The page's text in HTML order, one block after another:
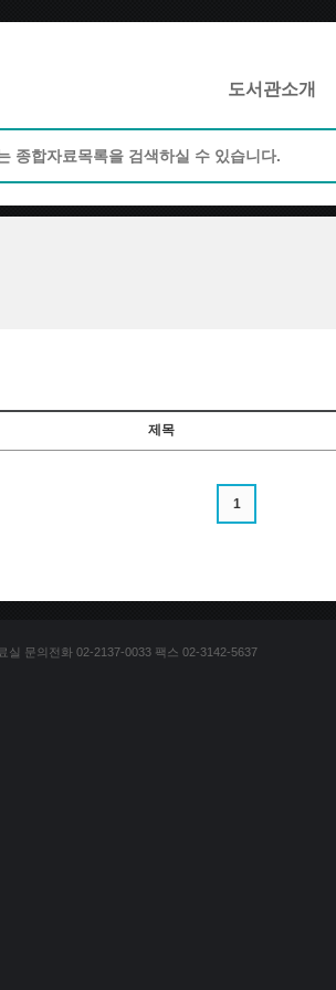
도서관소개
제목
1
실 문의전화 02-2137-0033 팩스 02-3142-5637